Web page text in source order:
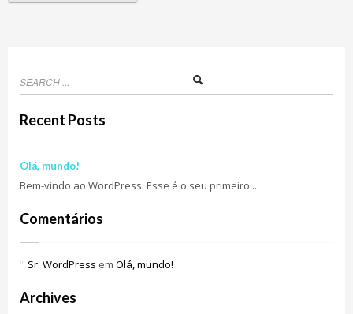
Recent Posts
Olá, mundo!
Bem-vindo ao WordPress. Esse é o seu primeiro ...
Comentários
Sr. WordPress em Olá, mundo!
Archives